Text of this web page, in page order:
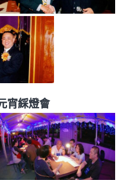
宵綵燈會